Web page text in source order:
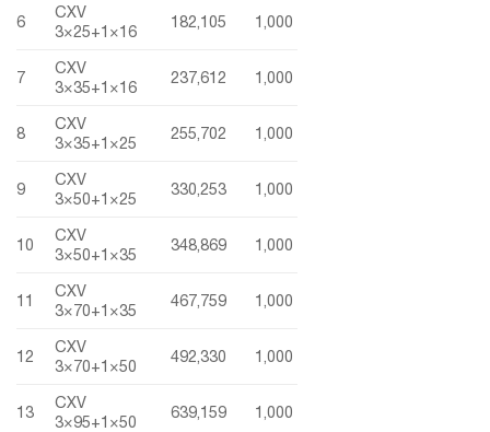
6
CXV
3×25+1×16
182,105 1,000
7
CXV
3×35+1×16
237,612 1,000
8
CXV
3×35+1×25
255,702 1,000
9
CXV
3×50+1×25
330,253 1,000
10
CXV
3×50+1×35
348,869 1,000
11
CXV
3×70+1×35
467,759 1,000
12
CXV
3×70+1×50
492,330 1,000
13
CXV
3×95+1×50
639,159 1,000